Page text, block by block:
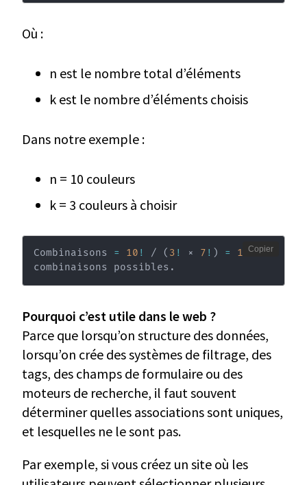
Où :
n est le nombre total d’éléments
k est le nombre d’éléments choisis
Dans notre exemple :
n = 10 couleurs
k = 3 couleurs à choisir
Combinaisons = 10 ! / ( 3 ! × 7 ! ) =
120
combinaisons possibles.
Copier
Pourquoi c’est utile dans le web ?
Parce que lorsqu’on structure des données,
lorsqu’on crée des systèmes de filtrage, des
tags, des champs de formulaire ou des
moteurs de recherche, il faut souvent
déterminer quelles associations sont uniques,
et lesquelles ne le sont pas.
Par exemple, si vous créez un site où les